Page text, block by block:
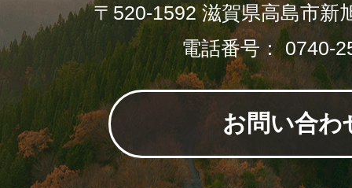
〒520-1592 滋賀県高島市新
電話番号： 0740-
お問い合わ